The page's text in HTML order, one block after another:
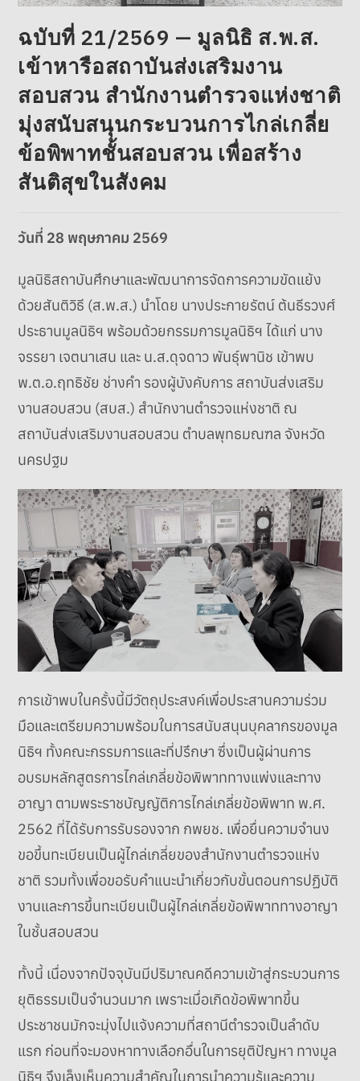
ฉบับที่ 21/2569 — มูลนิธิ ส.พ.ส.
เข้าหารือสถาบันส่งเสริมงาน
สอบสวน สำนักงานตำรวจแห่งชาติ
มุ่งสนับสนุนกระบวนการไกล่เกลี่ย
ข้อพิพาทชั้นสอบสวน เพื่อสร้าง
สันติสุขในสังคม
วันที่ 28 พฤษภาคม 2569
มูลนิธิสถาบันศึกษาและพัฒนาการจัดการความขัดแย้ง
ด้วยสันติวิธี (ส.พ.ส.) นำโดย นางประกายรัตน์ ต้นธีรวงศ์
ประธานมูลนิธิฯ พร้อมด้วยกรรมการมูลนิธิฯ ได้แก่ นาง
จรรยา เจตนาเสน และ น.ส.ดุจดาว พันธุ์พานิช เข้าพบ
พ.ต.อ.ฤทธิชัย ช่างคำ รองผู้บังคับการ สถาบันส่งเสริม
งานสอบสวน (สบส.) สำนักงานตำรวจแห่งชาติ ณ
สถาบันส่งเสริมงานสอบสวน ตำบลพุทธมณฑล จังหวัด
นครปฐม
การเข้าพบในครั้งนี้มีวัตถุประสงค์เพื่อประสานความร่วม
มือและเตรียมความพร้อมในการสนับสนุนบุคลากรของมูล
นิธิฯ ทั้งคณะกรรมการและที่ปรึกษา ซึ่งเป็นผู้ผ่านการ
อบรมหลักสูตรการไกล่เกลี่ยข้อพิพาททางแพ่งและทาง
อาญา ตามพระราชบัญญัติการไกล่เกลี่ยข้อพิพาท พ.ศ.
2562 ที่ได้รับการรับรองจาก กพยช. เพื่อยื่นความจำนง
ขอขึ้นทะเบียนเป็นผู้ไกล่เกลี่ยของสำนักงานตำรวจแห่ง
ชาติ รวมทั้งเพื่อขอรับคำแนะนำเกี่ยวกับขั้นตอนการปฏิบัติ
งานและการขึ้นทะเบียนเป็นผู้ไกล่เกลี่ยข้อพิพาททางอาญา
ในชั้นสอบสวน
ทั้งนี้ เนื่องจากปัจจุบันมีปริมาณคดีความเข้าสู่กระบวนการ
ยุติธรรมเป็นจำนวนมาก เพราะเมื่อเกิดข้อพิพาทขึ้น
ประชาชนมักจะมุ่งไปแจ้งความที่สถานีตำรวจเป็นลำดับ
แรก ก่อนที่จะมองหาทางเลือกอื่นในการยุติปัญหา ทางมูล
นิธิฯ จึงเล็งเห็นความสำคัญในการนำความรู้และความ